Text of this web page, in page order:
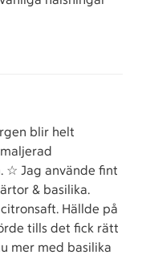
blir helt
☆ Jag använde fint
& basilika.
Hällde på
tills det fick rätt
mer med basilika